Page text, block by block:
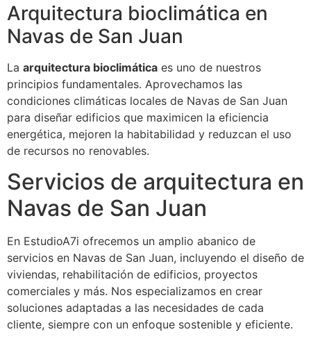
Arquitectura bioclimática en
Navas de San Juan
La arquitectura bioclimática es uno de nuestros
principios fundamentales. Aprovechamos las
condiciones climáticas locales de Navas de San Juan
para diseñar edificios que maximicen la eficiencia
energética, mejoren la habitabilidad y reduzcan el uso
de recursos no renovables.
Servicios de arquitectura en
Navas de San Juan
En EstudioA7i ofrecemos un amplio abanico de
servicios en Navas de San Juan, incluyendo el diseño de
viviendas, rehabilitación de edificios, proyectos
comerciales y más. Nos especializamos en crear
soluciones adaptadas a las necesidades de cada
cliente, siempre con un enfoque sostenible y eficiente.